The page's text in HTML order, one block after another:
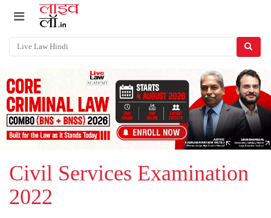
Civil Services Examination
2022